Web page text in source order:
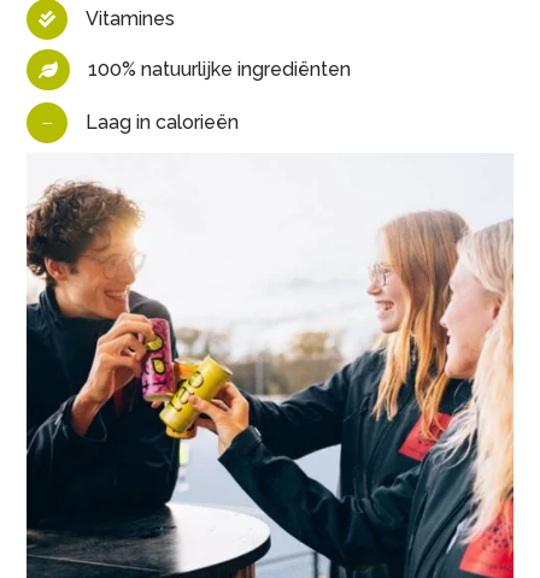
 Vitamines
 100% natuurlijke ingrediënten
K Laag in calorieën